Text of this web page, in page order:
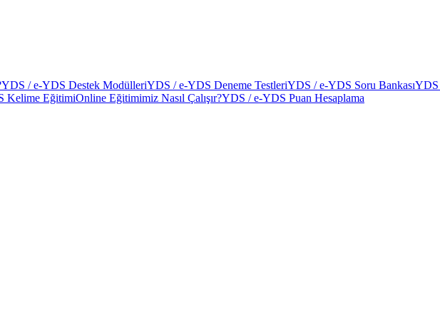
YDS / e-YDS Destek ModülleriYDS / e-YDS Deneme TestleriYDS / e-YDS Soru BankasıYDS
Kelime EğitimiOnline Eğitimimiz Nasıl Çalışır?YDS / e-YDS Puan Hesaplama